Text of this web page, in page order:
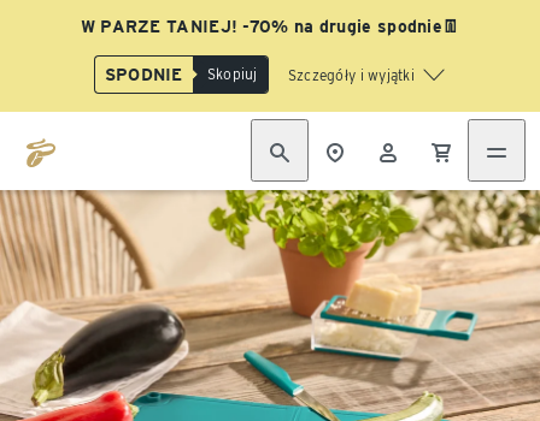
W PARZE TANIEJ! -70% na drugie spodnie👖
SPODNIE Skopiuj Szczegóły i wyjątki